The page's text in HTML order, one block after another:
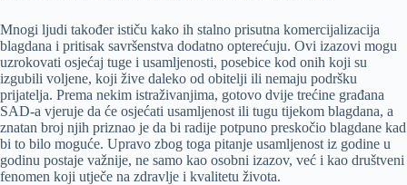
Mnogi ljudi također ističu kako ih stalno prisutna komercijalizacija
blagdana i pritisak savršenstva dodatno opterećuju. Ovi izazovi mogu
uzrokovati osjećaj tuge i usamljenosti, posebice kod onih koji su
izgubili voljene, koji žive daleko od obitelji ili nemaju podršku
prijatelja. Prema nekim istraživanjima, gotovo dvije trećine građana
SAD-a vjeruje da će osjećati usamljenost ili tugu tijekom blagdana, a
znatan broj njih priznao je da bi radije potpuno preskočio blagdane kad
bi to bilo moguće. Upravo zbog toga pitanje usamljenost iz godine u
godinu postaje važnije, ne samo kao osobni izazov, već i kao društveni
fenomen koji utječe na zdravlje i kvalitetu života.